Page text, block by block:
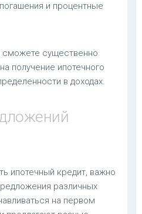
и процентные
сможете существенно
получение ипотечного
в доходах.
ипотечный кредит, важно
различных
на первом